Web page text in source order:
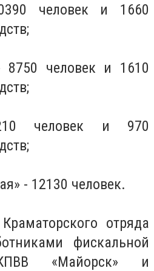
человек и 1660
8750 человек и 1610
человек и 970
- 12130 человек.
отряда
фискальной
«Майорск» и